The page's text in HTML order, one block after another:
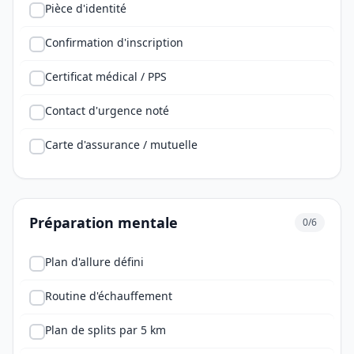
Pièce d'identité
Confirmation d'inscription
Certificat médical / PPS
Contact d'urgence noté
Carte d'assurance / mutuelle
Préparation mentale 0/6
Plan d'allure défini
Routine d'échauffement
Plan de splits par 5 km